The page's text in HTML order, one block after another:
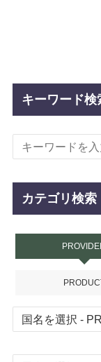
キーワード検
カテゴリ検索